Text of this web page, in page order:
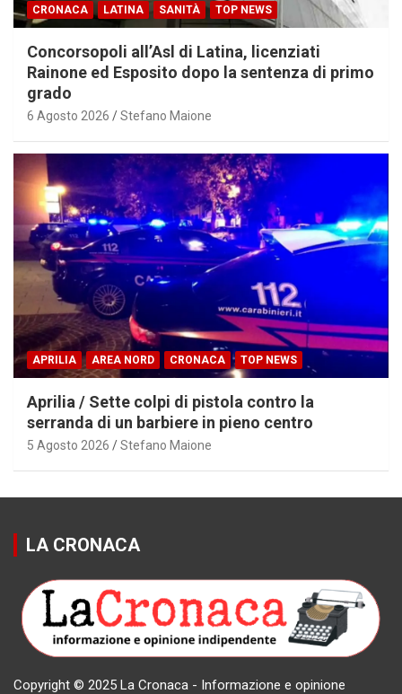
CRONACA LATINA SANITÀ TOP NEWS
Concorsopoli all’Asl di Latina, licenziati
Rainone ed Esposito dopo la sentenza di primo
grado
6 Agosto 2026 Stefano Maione
APRILIA AREA NORD CRONACA TOP NEWS
Aprilia / Sette colpi di pistola contro la
serranda di un barbiere in pieno centro
5 Agosto 2026 Stefano Maione
LA CRONACA
Copyright © 2025 La Cronaca - Informazione e opinione